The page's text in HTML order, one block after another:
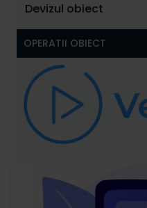
Devizul obiect
OPERATII OBIECT